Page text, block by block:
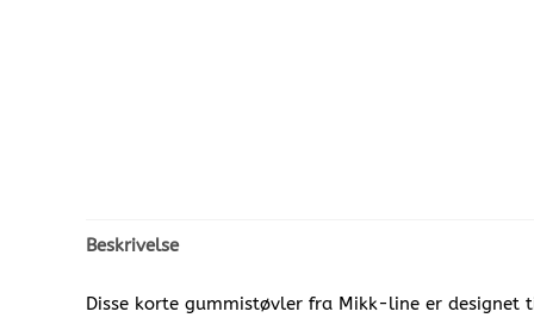
Beskrivelse
Disse korte gummistøvler fra Mikk-line er